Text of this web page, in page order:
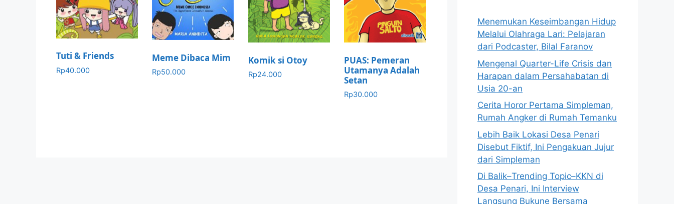
Tuti & Friends
Rp40.000
Meme Dibaca Mim
Rp50.000
Komik si Otoy
Rp24.000
PUAS: Pemeran
Utamanya Adalah
Setan
Rp30.000
Menemukan Keseimbangan Hidup
Melalui Olahraga Lari: Pelajaran
dari Podcaster, Bilal Faranov
Mengenal Quarter-Life Crisis dan
Harapan dalam Persahabatan di
Usia 20-an
Cerita Horor Pertama Simpleman,
Rumah Angker di Rumah Temanku
Lebih Baik Lokasi Desa Penari
Disebut Fiktif, Ini Pengakuan Jujur
dari Simpleman
Di Balik–Trending Topic–KKN di
Desa Penari, Ini Interview
Langsung Bukune Bersama